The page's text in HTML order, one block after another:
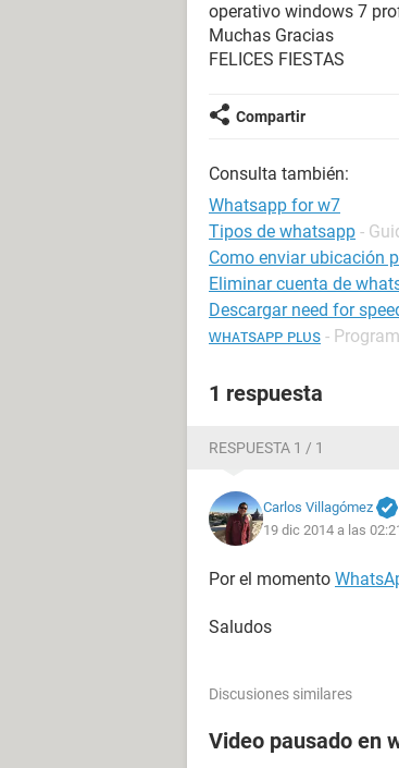
operativo windows 7
Muchas Gracias
FELICES FIESTAS
Compartir
Consulta también:
Whatsapp for w7
Tipos de whatsapp -
Como enviar ubicación
Eliminar cuenta de
Descargar need for
ᴡʜᴀᴛsᴀᴘᴘ ᴘʟᴜs -
1 respuesta
RESPUESTA 1 / 1
Carlos Villagómez
19 dic 2014 a las
Por el momento
Saludos
Discusiones similares
Video pausado en